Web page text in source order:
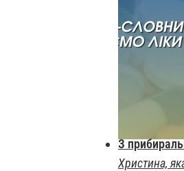
З
Христина,